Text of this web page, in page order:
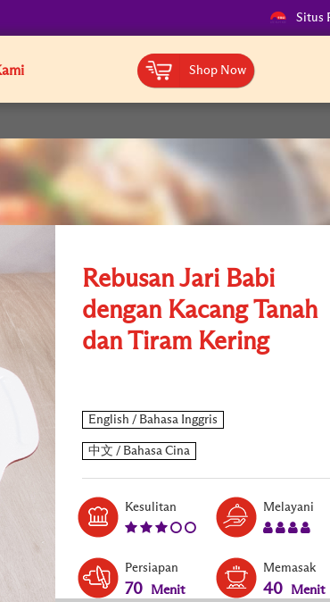
Situs
Shop Now
Rebusan Jari Babi
dengan Kacang Tanah
dan Tiram Kering
Kesulitan Melayani
Persiapan
70 Menit
Memasak
40 Menit